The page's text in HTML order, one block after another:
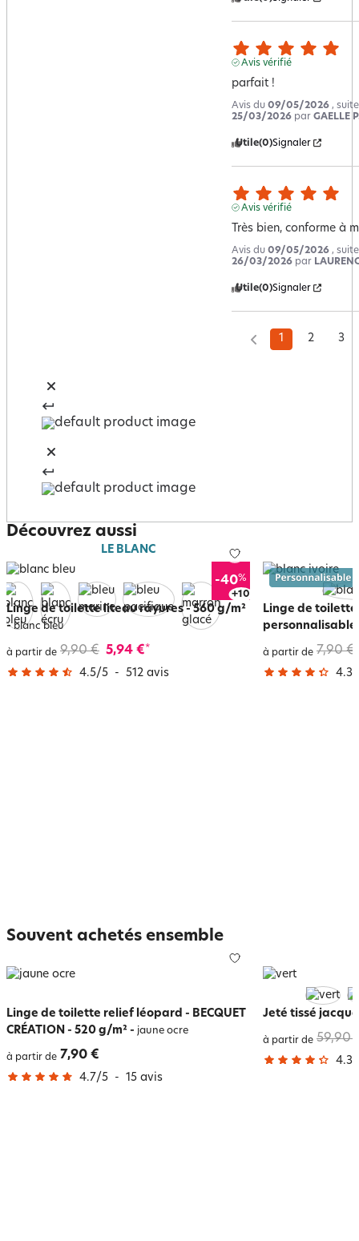
Avis vérifié
parfait !
Avis du 09/05/2026 ,
25/03/2026 par GAELLE
Utile(0)Signaler
Avis vérifié
Très bien, conforme à
Avis du 09/05/2026 ,
26/03/2026 par
Utile(0)Signaler
1 2 3
Découvrez aussi
LE BLANC
-40%
+14
Linge de toilette liteau rayures - 560 g/m²
-blanc bleu
à partir de 9,90 € 5,94 €*
4.5/5 - 512 avis
Linge de
personnalisable
à partir de 7,90 €
4.3
Souvent achetés ensemble
Linge de toilette relief léopard - BECQUET
CRÉATION - 520 g/m² - jaune ocre
à partir de 7,90 €
4.7/5 - 15 avis
Jeté tissé
à partir de 59,90
4.3